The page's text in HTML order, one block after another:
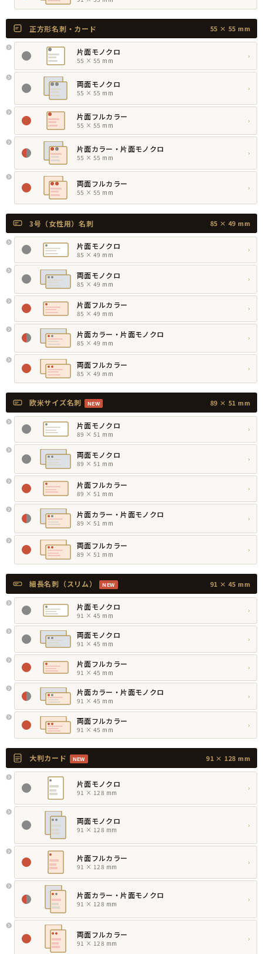
正方形名刺・カード 55 × 55 mm
片面モノクロ
55 × 55 mm
›
両面モノクロ
55 × 55 mm
›
片面フルカラー
55 × 55 mm
›
片面カラー・片面モノクロ
55 × 55 mm
›
両面フルカラー
55 × 55 mm
›
3号（女性用）名刺 85 × 49 mm
片面モノクロ
85 × 49 mm
›
両面モノクロ
85 × 49 mm
›
片面フルカラー
85 × 49 mm
›
片面カラー・片面モノクロ
85 × 49 mm
›
両面フルカラー
85 × 49 mm
›
欧米サイズ名刺 NEW 89 × 51 mm
片面モノクロ
89 × 51 mm
›
両面モノクロ
89 × 51 mm
›
片面フルカラー
89 × 51 mm
›
片面カラー・片面モノクロ
89 × 51 mm
›
両面フルカラー
89 × 51 mm
›
細長名刺（スリム） NEW 91 × 45 mm
片面モノクロ
91 × 45 mm
›
両面モノクロ
91 × 45 mm
›
片面フルカラー
91 × 45 mm
›
片面カラー・片面モノクロ
91 × 45 mm
›
両面フルカラー
91 × 45 mm
›
大判カード NEW 91 × 128 mm
片面モノクロ
91 × 128 mm
›
両面モノクロ
91 × 128 mm
›
片面フルカラー
91 × 128 mm
›
片面カラー・片面モノクロ
91 × 128 mm
›
両面フルカラー
91 × 128 mm
›